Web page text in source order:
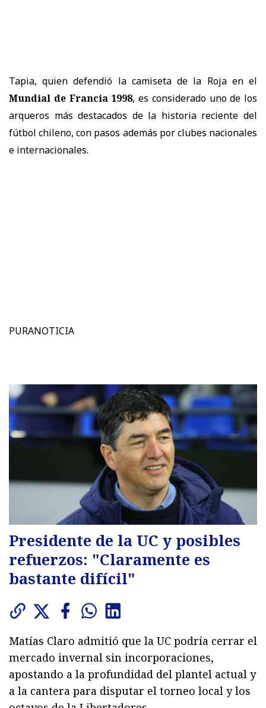
Tapia, quien defendió la camiseta de la Roja en el
Mundial de Francia 1998, es considerado uno de los
arqueros más destacados de la historia reciente del
fútbol chileno, con pasos además por clubes nacionales
e internacionales.
PURANOTICIA
Presidente de la UC y posibles
refuerzos: "Claramente es
bastante difícil"
Matías Claro admitió que la UC podría cerrar el
mercado invernal sin incorporaciones,
apostando a la profundidad del plantel actual y
a la cantera para disputar el torneo local y los